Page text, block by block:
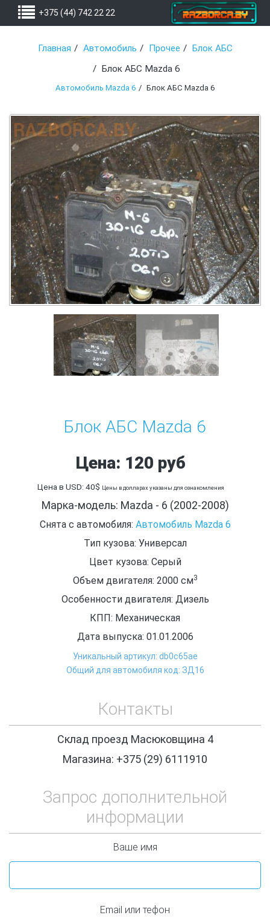
+375 (44) 742 22 22
Главная Автомобиль Прочее
Блок АБС
Блок АБС Mazda 6
Автомобиль Mazda 6 Блок АБС Mazda 6
Блок АБС Mazda 6
Цена: 120 руб
Цена в USD: 40$ Цены в долларах указаны для ознакомления
Марка-модель: Mazda - 6 (2002-2008)
Снята с автомобиля: Автомобиль Mazda 6
Тип кузова: Универсал
Цвет кузова: Серый
Объем двигателя: 2000 см3
Особенности двигателя: Дизель
КПП: Механическая
Дата выпуска: 01.01.2006
Уникальный артикул: db0c65ae
Общий для автомобиля код: ЗД16
Контакты
Склад проезд Масюковщина 4
Магазина: +375 (29) 6111910
Запрос дополнительной
информации
Ваше имя
Email или тефон